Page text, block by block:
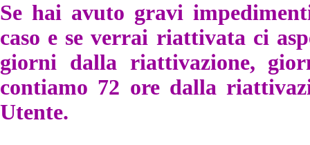
Se hai avuto gravi
caso e se verrai riattivata ci
giorni dalla riattivazione,
contiamo 72 ore dalla
Utente.